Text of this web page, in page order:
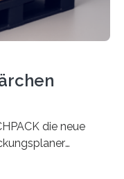
die neue
Zulieferindustrie.